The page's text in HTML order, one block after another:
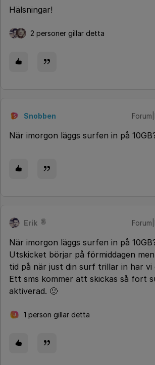
Hälsningar!
2 personer gillar detta
S Snobben
När imorgon läggs surfen in på
Erik
När imorgon läggs surfen in på
Utskicket börjar på förmiddagen
tid på när just din surf trillar in har vi
Ett sms kommer att skickas så fort
aktiverad. 🙂
J 1 person gillar detta